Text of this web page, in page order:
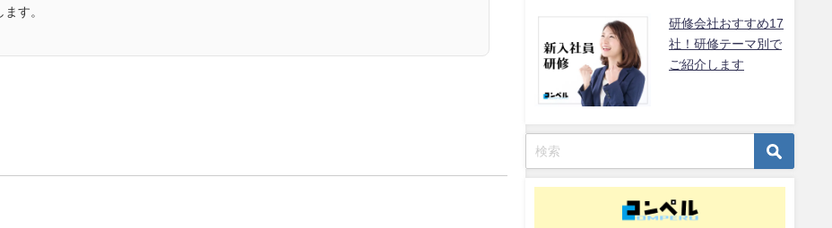
す。
研修会社おすすめ17
社！研修テーマ別で
ご紹介します